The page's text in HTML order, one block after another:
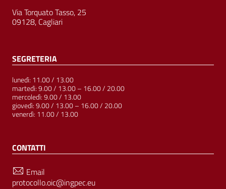
Via Torquato Tasso, 25
09128, Cagliari
SEGRETERIA
lunedì: 11.00 / 13.00
martedì: 9.00 / 13.00 – 16.00 / 20.00
mercoledì: 9.00 / 13.00
giovedì: 9.00 / 13.00 – 16.00 / 20.00
venerdì: 11.00 / 13.00
CONTATTI
Email
protocollo.oic@ingpec.eu